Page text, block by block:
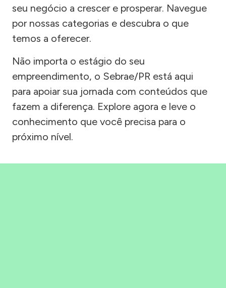
seu negócio a crescer e prosperar. Navegue
por nossas categorias e descubra o que
temos a oferecer.
Não importa o estágio do seu
empreendimento, o Sebrae/PR está aqui
para apoiar sua jornada com conteúdos que
fazem a diferença. Explore agora e leve o
conhecimento que você precisa para o
próximo nível.